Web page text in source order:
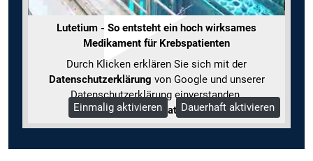
Lutetium - So entsteht ein hoch wirksames
Medikament für Krebspatienten
Durch Klicken erklären Sie sich mit der
Datenschutzerklärung von Google und unserer
Datenschutzerklärung einverstanden.
Mehr Informationen
Einmalig aktivieren Dauerhaft aktivieren